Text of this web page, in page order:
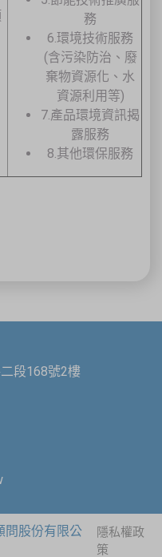
務
6.環境技術服務
(含污染防治、廢
棄物資源化、水
資源利用等)
7.產品環境資訊揭
露服務
8.其他環保服務
段168號2樓
問股份有限公
隱私權政
策